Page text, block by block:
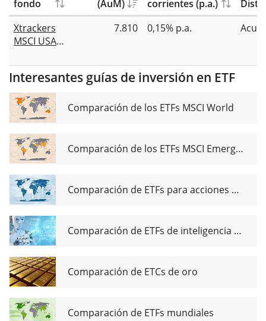
fondo
(AuM)
corrientes (p.a.)
Xtrackers
MSCI USA
ETF 1C
7.810 0,15% p.a.
Interesantes guías de inversión en ETF
Comparación de los ETFs MSCI World
Comparación de los ETFs MSCI Emerging Markets
Comparación de ETFs para acciones de dividendos globales
Comparación de ETFs de inteligencia artificial
Comparación de ETCs de oro
Comparación de ETFs mundiales